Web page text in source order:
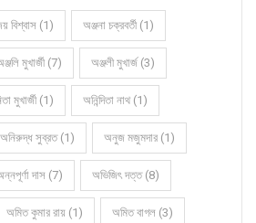
বিশ্বাস (1) অঞ্জনা চক্রবর্তী (1)
মুখার্জী (7) অঞ্জলী মুখার্জ (3)
মুখার্জী (1) অনিন্দিতা নাথ (1)
অনিরুদ্ধ সুব্রত (1) অনুজ মজুমদার (1)
দাস (7) অভিজিৎ দত্ত (8)
অমিত কুমার রায় (1) অমিত বাগল (3)